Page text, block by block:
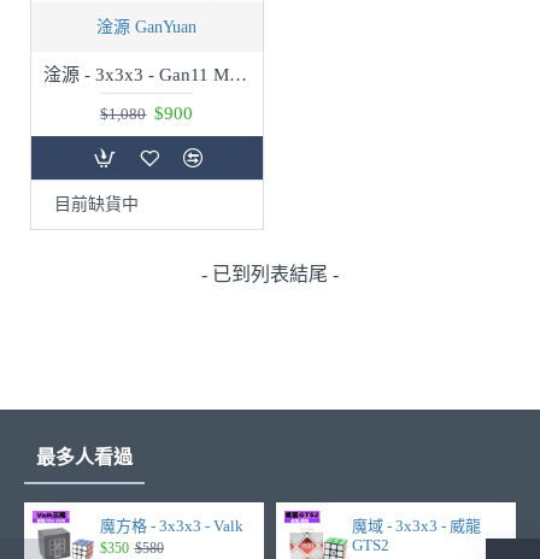
淦源 GanYuan
淦源 - 3x3x3 - Gan11 M Duo
$900
$1,080
目前缺貨中
- 已到列表結尾 -
最多人看過
魔方格 - 3x3x3 - Valk
$350 $580
魔域 - 3x3x3 - 威龍
GTS2